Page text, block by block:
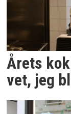
Årets
vet, jeg